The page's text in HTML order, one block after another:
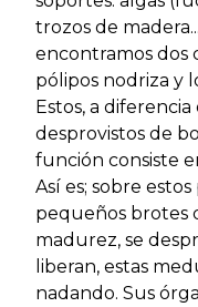
trozos de
encontramos dos
pólipos nodriza y
Estos, a
desprovistos de
función consiste
Así es; sobre
pequeños brotes
madurez, se
liberan, estas
nadando. Sus